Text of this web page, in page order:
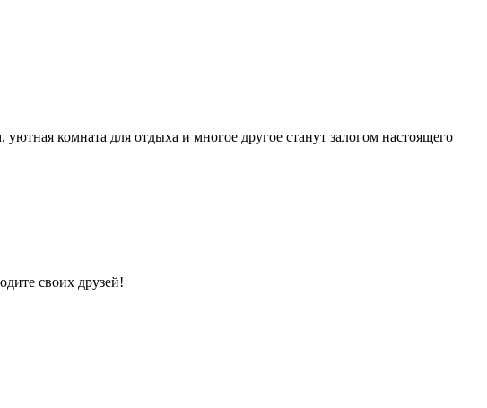
комната для отдыха и многое другое станут залогом настоящего
своих друзей!